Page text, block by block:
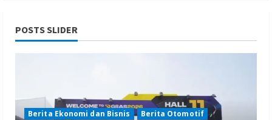
POSTS SLIDER
Berita Ekonomi dan Bisnis
Berita Otomotif